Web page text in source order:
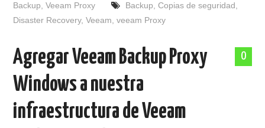
Backup ,Veeam Proxy Backup Copias de seguridad
Disaster Recovery,Veeam ,veeam Proxy
0
Agregar Veeam Backup Proxy
Windows a nuestra
infraestructura de Veeam